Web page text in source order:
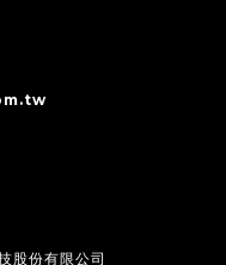
股份有限公司